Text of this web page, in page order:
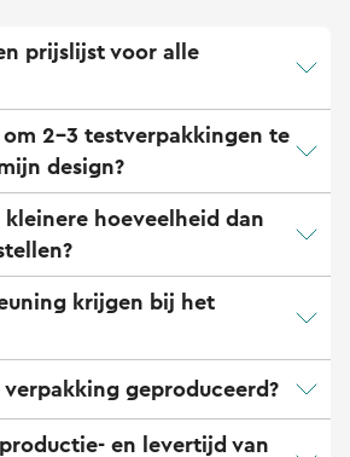
prijslijst voor alle
2-3 testverpakkingen te
design?
kleinere hoeveelheid dan
krijgen bij het
geproduceerd?
en levertijd van